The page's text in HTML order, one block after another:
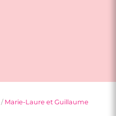
/ Marie-Laure et Guillaume